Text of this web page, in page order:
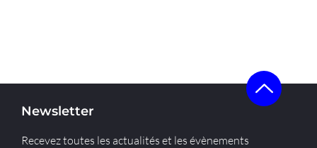
Newsletter
Recevez toutes les actualités et les évènements